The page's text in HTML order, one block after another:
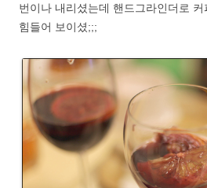
번이나 내리셨는데 핸드그라인더로
힘들어 보이셨;;;